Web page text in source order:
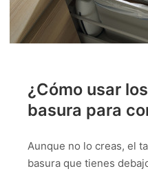
¿Cómo usar
basura para
Aunque no lo creas, el
basura que tienes